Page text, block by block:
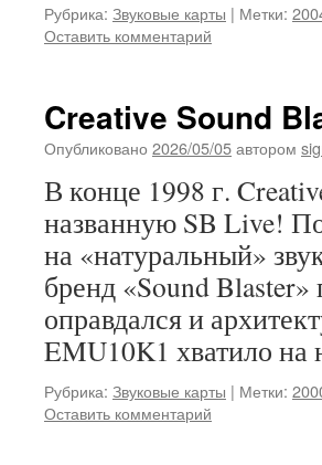
Рубрика: Звуковые карты | Метки:
Оставить комментарий
Creative Sound
Опубликовано 2026/05/05автором
В конце 1998 г.
названную SB Live!
на «натуральный»
бренд «Sound
оправдался и
EMU10K1 хватило на
Рубрика: Звуковые карты | Метки:
Оставить комментарий